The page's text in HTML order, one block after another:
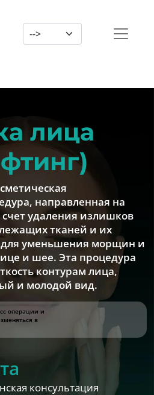
лица
направленная на
удаления излишков
тканей и их
для уменьшения морщин и
и шее. Эта процедура
контурам лица,
и молодой вид.
операции и
в
консультация